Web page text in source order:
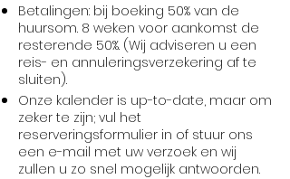
Betalingen: bij boeking 50% van de
huursom. 8 weken voor aankomst de
resterende 50%. (Wij adviseren u een
reis- en annuleringsverzekering af te
sluiten).
Onze kalender is up-to-date, maar om
zeker te zijn; vul het
reserveringsformulier in of stuur ons
een e-mail met uw verzoek en wij
zullen u zo snel mogelijk antwoorden.